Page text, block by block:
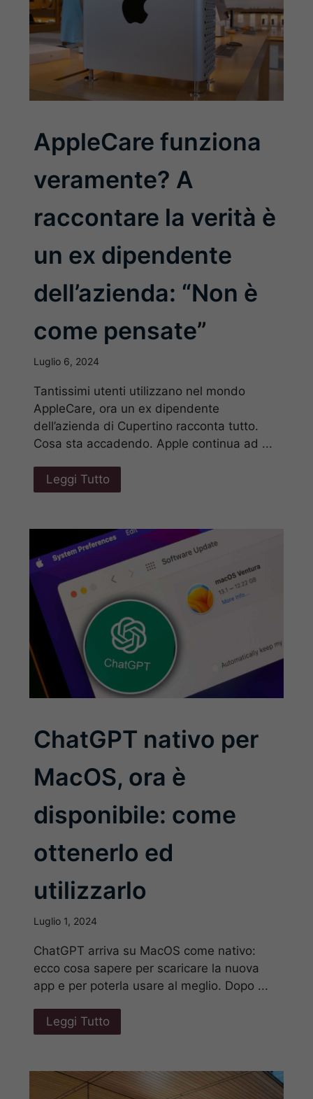
AppleCare funziona
veramente? A
raccontare la verità è
un ex dipendente
dell’azienda: “Non è
come pensate”
Luglio 6, 2024
Tantissimi utenti utilizzano nel mondo
AppleCare, ora un ex dipendente
dell’azienda di Cupertino racconta tutto.
Cosa sta accadendo. Apple continua ad ...
Leggi Tutto
ChatGPT nativo per
MacOS, ora è
disponibile: come
ottenerlo ed
utilizzarlo
Luglio 1, 2024
ChatGPT arriva su MacOS come nativo:
ecco cosa sapere per scaricare la nuova
app e per poterla usare al meglio. Dopo ...
Leggi Tutto